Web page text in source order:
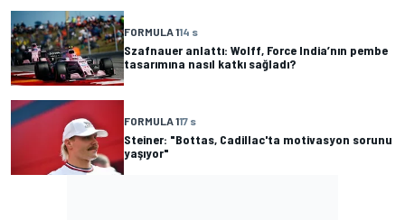
FORMULA 114 s
Szafnauer anlattı: Wolff, Force India’nın pembe
tasarımına nasıl katkı sağladı?
FORMULA 117 s
Steiner: "Bottas, Cadillac'ta motivasyon sorunu
yaşıyor"